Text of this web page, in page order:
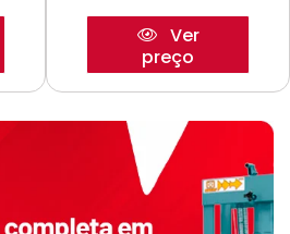
Ver
preço